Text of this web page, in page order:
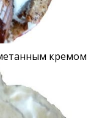
кремом